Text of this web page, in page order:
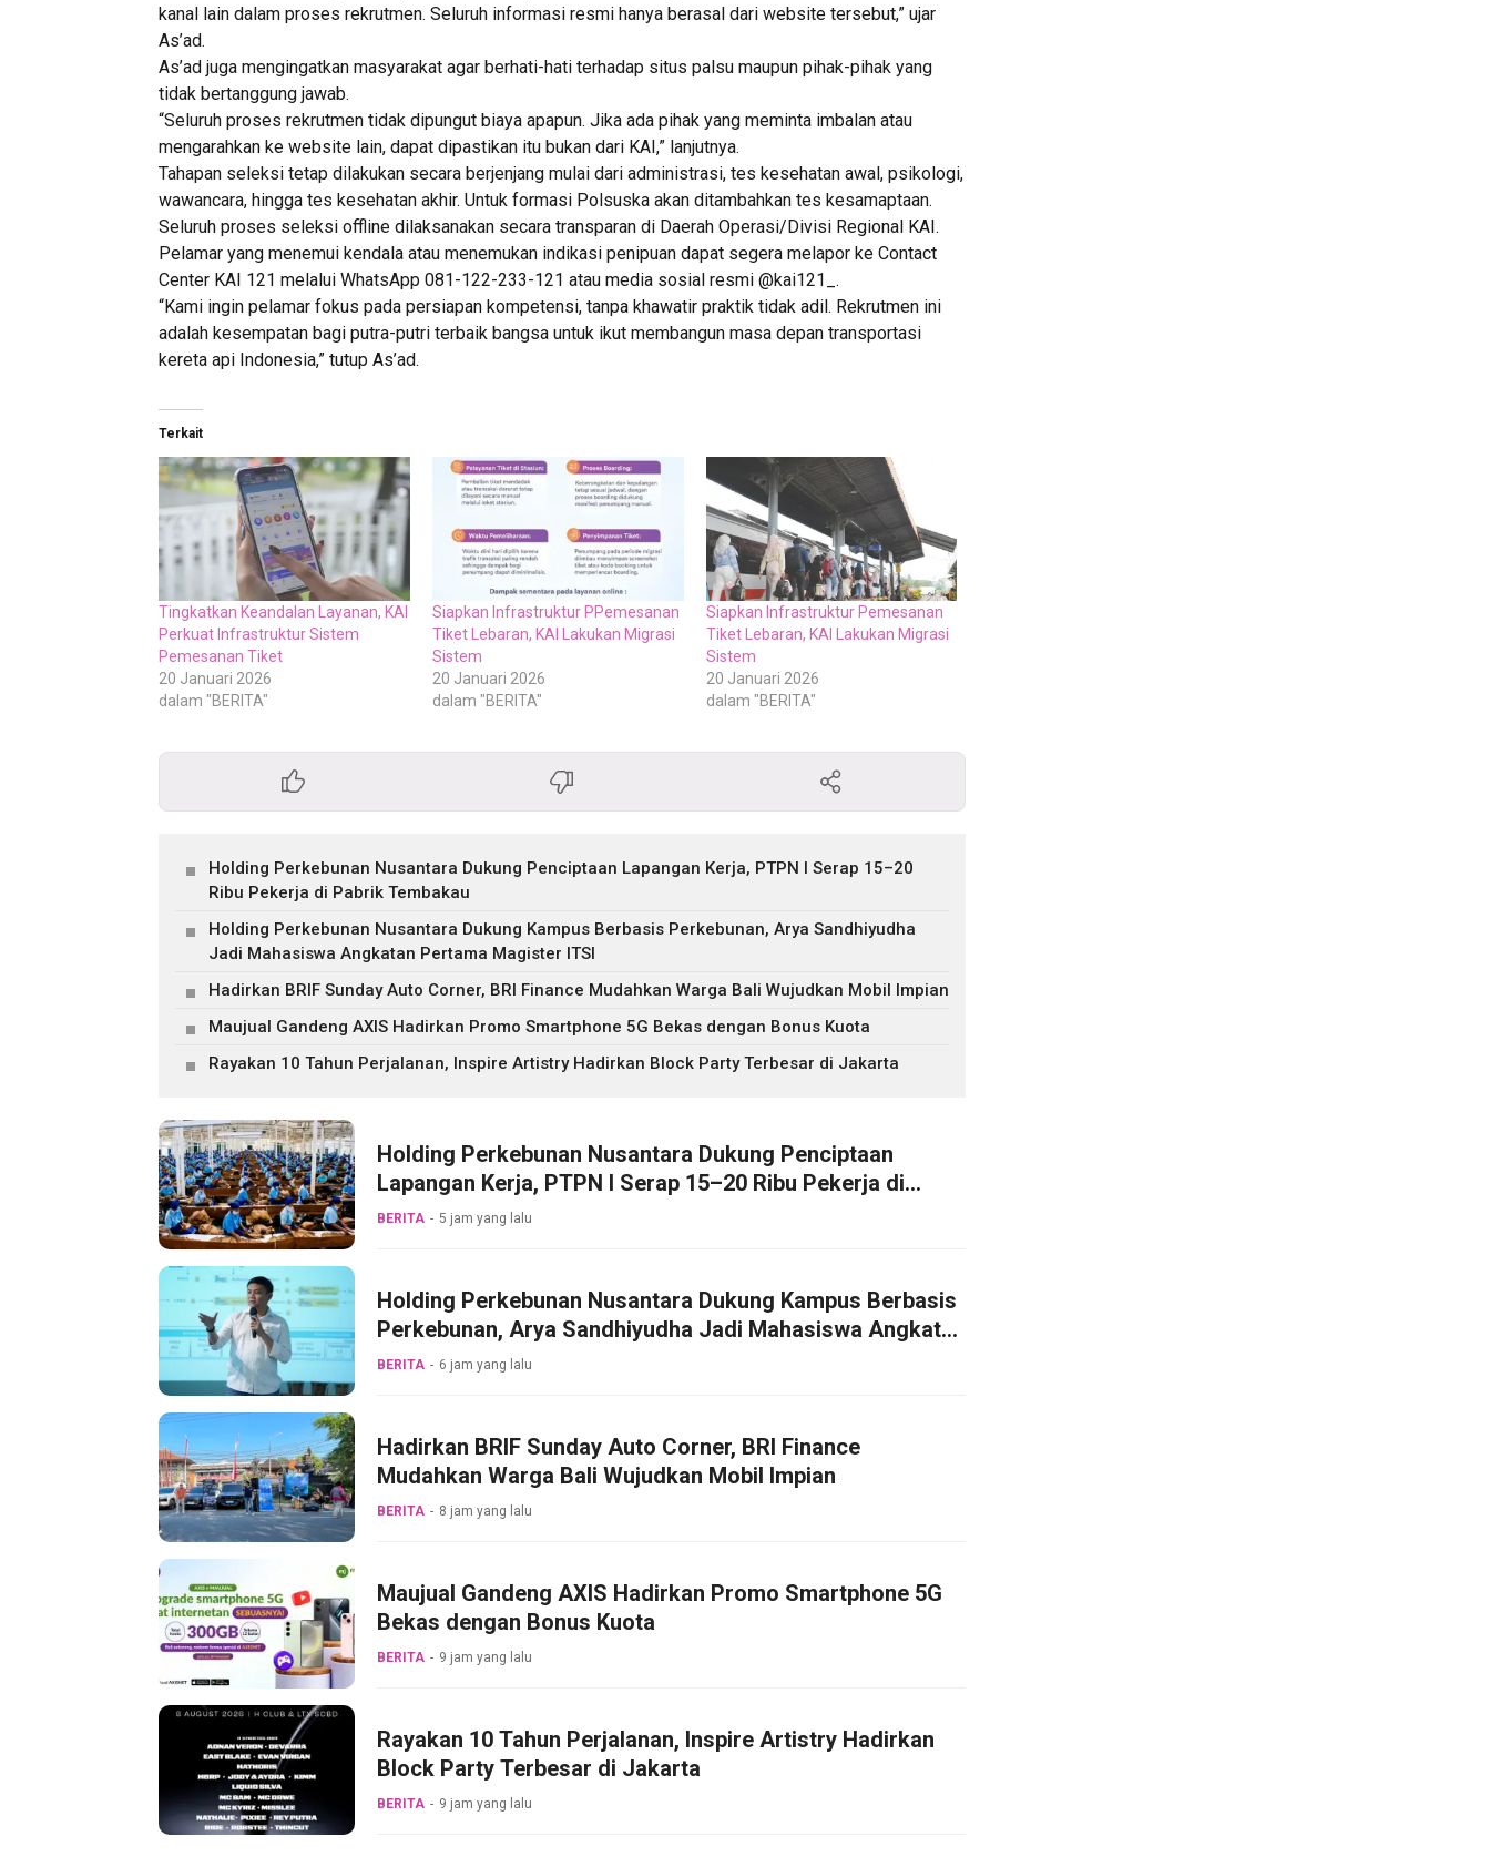
kanal lain dalam proses rekrutmen. Seluruh informasi resmi hanya berasal dari website tersebut,” ujar
As’ad.
As’ad juga mengingatkan masyarakat agar berhati-hati terhadap situs palsu maupun pihak-pihak yang
tidak bertanggung jawab.
“Seluruh proses rekrutmen tidak dipungut biaya apapun. Jika ada pihak yang meminta imbalan atau
mengarahkan ke website lain, dapat dipastikan itu bukan dari KAI,” lanjutnya.
Tahapan seleksi tetap dilakukan secara berjenjang mulai dari administrasi, tes kesehatan awal, psikologi,
wawancara, hingga tes kesehatan akhir. Untuk formasi Polsuska akan ditambahkan tes kesamaptaan.
Seluruh proses seleksi offline dilaksanakan secara transparan di Daerah Operasi/Divisi Regional KAI.
Pelamar yang menemui kendala atau menemukan indikasi penipuan dapat segera melapor ke Contact
Center KAI 121 melalui WhatsApp 081-122-233-121 atau media sosial resmi @kai121_.
“Kami ingin pelamar fokus pada persiapan kompetensi, tanpa khawatir praktik tidak adil. Rekrutmen ini
adalah kesempatan bagi putra-putri terbaik bangsa untuk ikut membangun masa depan transportasi
kereta api Indonesia,” tutup As’ad.
Terkait
Tingkatkan Keandalan Layanan, KAI
Perkuat Infrastruktur Sistem
Pemesanan Tiket
20 Januari 2026
dalam "BERITA"
Siapkan Infrastruktur PPemesanan
Tiket Lebaran, KAI Lakukan Migrasi
Sistem
20 Januari 2026
dalam "BERITA"
Siapkan Infrastruktur Pemesanan
Tiket Lebaran, KAI Lakukan Migrasi
Sistem
20 Januari 2026
dalam "BERITA"
Holding Perkebunan Nusantara Dukung Penciptaan Lapangan Kerja, PTPN I Serap 15–20
Ribu Pekerja di Pabrik Tembakau
Holding Perkebunan Nusantara Dukung Kampus Berbasis Perkebunan, Arya Sandhiyudha
Jadi Mahasiswa Angkatan Pertama Magister ITSI
Hadirkan BRIF Sunday Auto Corner, BRI Finance Mudahkan Warga Bali Wujudkan Mobil Impian
Maujual Gandeng AXIS Hadirkan Promo Smartphone 5G Bekas dengan Bonus Kuota
Rayakan 10 Tahun Perjalanan, Inspire Artistry Hadirkan Block Party Terbesar di Jakarta
Holding Perkebunan Nusantara Dukung Penciptaan
Lapangan Kerja, PTPN I Serap 15–20 Ribu Pekerja di
Pabrik Tembakau
BERITA 5 jam yang lalu
Holding Perkebunan Nusantara Dukung Kampus Berbasis
Perkebunan, Arya Sandhiyudha Jadi Mahasiswa Angkatan
Pertama Magister ITSI
BERITA 6 jam yang lalu
Hadirkan BRIF Sunday Auto Corner, BRI Finance
Mudahkan Warga Bali Wujudkan Mobil Impian
BERITA 8 jam yang lalu
Maujual Gandeng AXIS Hadirkan Promo Smartphone 5G
Bekas dengan Bonus Kuota
BERITA 9 jam yang lalu
Rayakan 10 Tahun Perjalanan, Inspire Artistry Hadirkan
Block Party Terbesar di Jakarta
BERITA 9 jam yang lalu